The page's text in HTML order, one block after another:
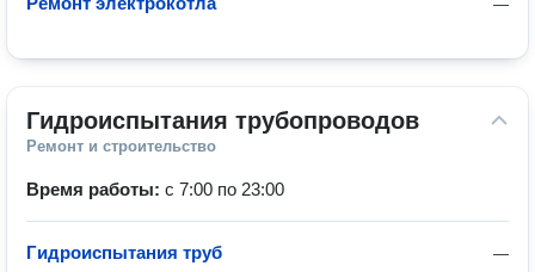
—
Гидроиспытания трубопроводов
Ремонт и строительство
Время работы: с 7:00 по 23:00
—
Гидроиспытания труб